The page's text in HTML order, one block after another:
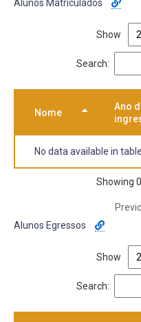
Alunos Matriculados
Show
Search:
Nome
Ano
No data available in table
Showing
Alunos Egressos
Show
Search: